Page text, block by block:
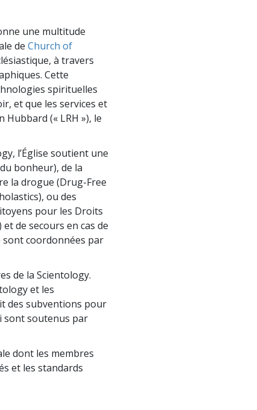
une multitude
de Church of
à travers
Cette
spirituelles
et que les services et
(« LRH »), le
l’Église soutient une
bonheur), de la
la drogue (Drug-Free
ou des
pour les Droits
de secours en cas de
sont coordonnées par
de la Scientology.
et les
des subventions pour
sont soutenus par
dont les membres
et les standards